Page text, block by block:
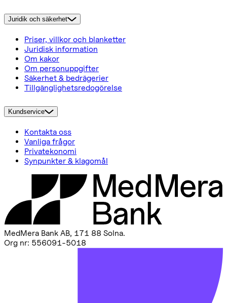
Juridik och säkerhet
Priser, villkor och blanketter
Juridisk information
Om kakor
Om personuppgifter
Säkerhet & bedrägerier
Tillgänglighetsredogörelse
Kundservice
Kontakta oss
Vanliga frågor
Privatekonomi
Synpunkter & klagomål
MedMera Bank AB, 171 88 Solna.
Org nr: 556091-5018